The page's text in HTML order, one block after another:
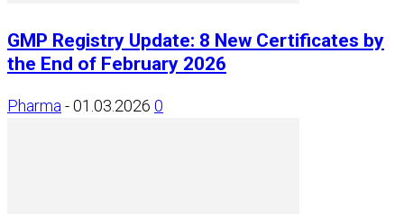
GMP Registry Update: 8 New Certificates by
the End of February 2026
Pharma -01.03.2026 0